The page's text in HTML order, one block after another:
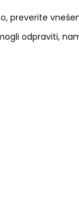
preverite
odpraviti,